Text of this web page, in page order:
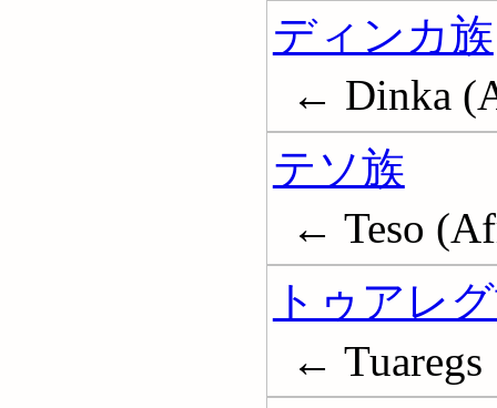
ディンカ族
← Dinka
テソ族
← Teso
トゥアレ
← Tuaregs